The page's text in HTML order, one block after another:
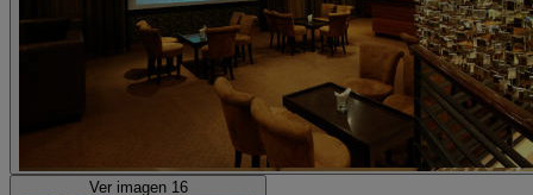
Ver imagen 16